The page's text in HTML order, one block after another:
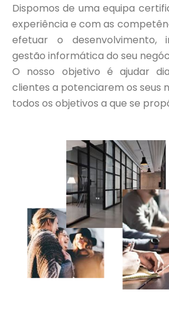
Dispomos de uma equipa
experiência e com as
efetuar o desenvolvimento,
gestão informática do seu
O nosso objetivo é ajudar
clientes a potenciarem os seus
todos os objetivos a que se